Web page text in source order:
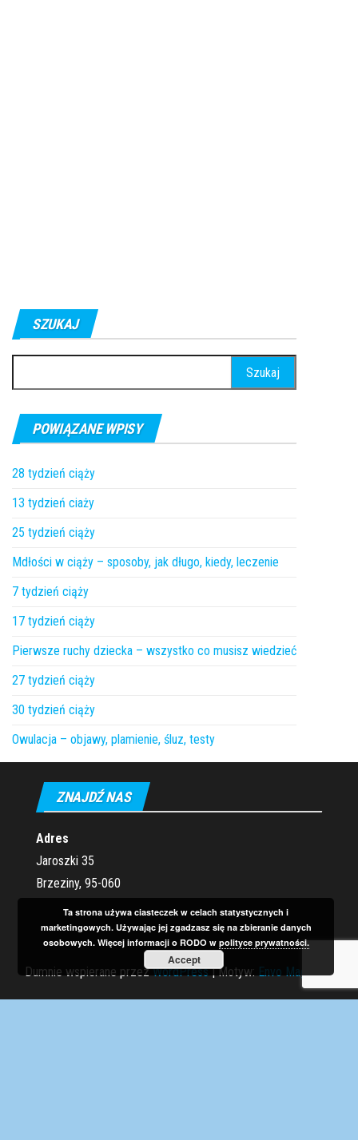
SZUKAJ
POWIĄZANE WPISY
28 tydzień ciąży
13 tydzień ciaży
25 tydzień ciąży
Mdłości w ciąży – sposoby, jak długo, kiedy, leczenie
7 tydzień ciąży
17 tydzień ciąży
Pierwsze ruchy dziecka – wszystko co musisz wiedzieć
27 tydzień ciąży
30 tydzień ciąży
Owulacja – objawy, plamienie, śluz, testy
ZNAJDŹ NAS
Adres
Jaroszki 35
Brzeziny, 95-060
Dumnie wspierane przezWordPress |Motyw:Envo Magazine
Ta strona używa ciasteczek w celach statystycznych i
marketingowych. Używając jej zgadzasz się na zbieranie danych
osobowych. Więcej informacji o RODO w polityce prywatności.
Accept